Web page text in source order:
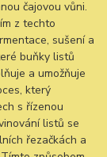
čajovou vůni.
z techto
sušení a
buňky listů
a umožňuje
který
s řízenou
listů se
řezačkách a